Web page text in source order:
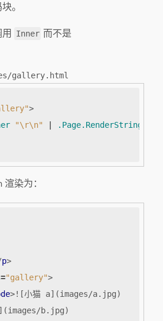
。
Inner 而不是
gallery.html
>
"\r\n" .Page.RenderString
染为：
p>
="gallery">
>